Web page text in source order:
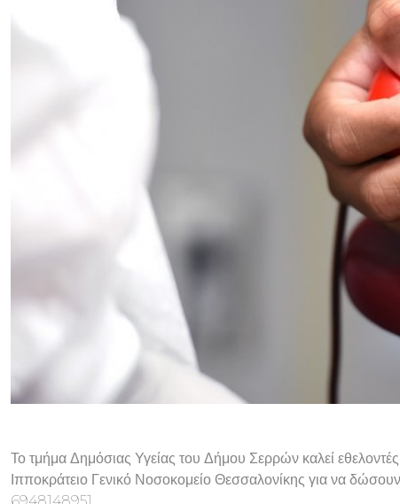
Το τμήμα Δημόσιας Υγείας του Δήμου Σερρών καλεί
Ιπποκράτειο Γενικό Νοσοκομείο Θεσσαλονίκης για να